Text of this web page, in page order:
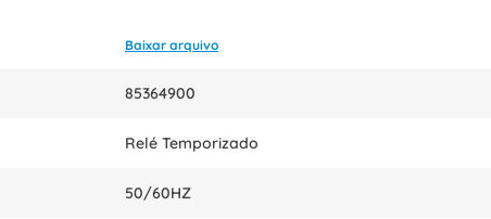
Baixar arquivo
85364900
Relé Temporizado
50/60HZ